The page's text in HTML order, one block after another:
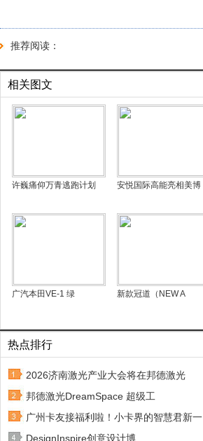
推荐阅读：
相关图文
许巍痛仰万青逃跑计划 安悦国际高能亮相美博
广汽本田VE-1 绿 新款冠道（NEW A
热点排行
2026济南激光产业大会将在邦德激光
邦德激光DreamSpace 超级工
广州卡友接福利啦！小卡界的智慧君新一
DesignInspire创意设计博